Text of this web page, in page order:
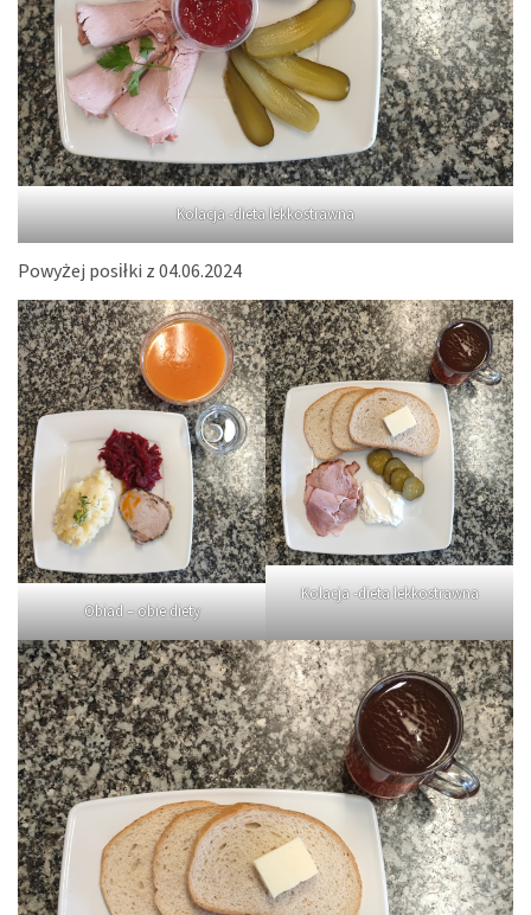
Kolacja -dieta lekkostrawna
Powyżej posiłki z 04.06.2024
Obiad – obie diety
Kolacja -dieta lekkostrawna